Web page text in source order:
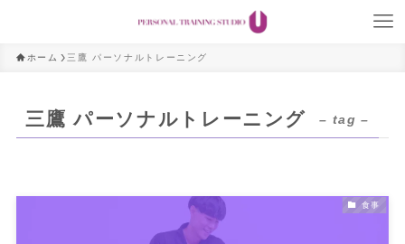
ホーム 三鷹 パーソナルトレーニング
三鷹 パーソナルトレーニング – tag –
食事